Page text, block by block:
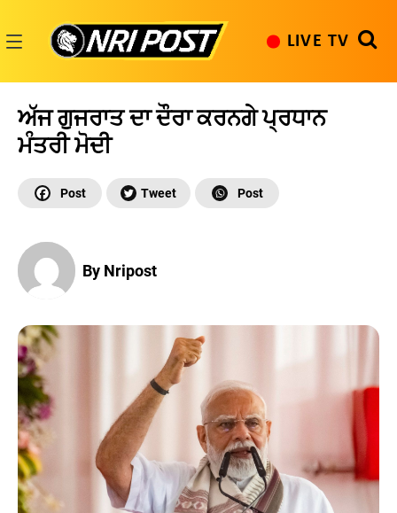
content
LIVE TV
ਅੱਜ ਗੁਜਰਾਤ ਦਾ ਦੌਰਾ ਕਰਨਗੇ ਪ੍ਰਧਾਨ
ਮੰਤਰੀ ਮੋਦੀ
By Nripost